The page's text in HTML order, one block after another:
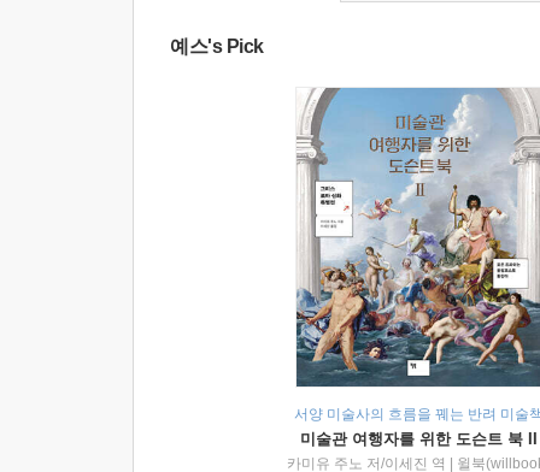
예스's Pick
서양 미술사의 흐름을 꿰는 반려 미술
미술관 여행자를 위한 도슨트 북 II
카미유 주노 저/이세진 역
윌북